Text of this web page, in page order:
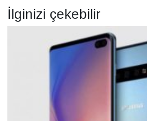
İlginizi çekebilir